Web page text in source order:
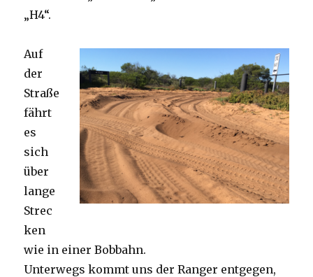
„H4“.
Auf
der
Straße
fährt
es
sich
über
lange
Strec
ken
wie in einer Bobbahn.
Unterwegs kommt uns der Ranger entgegen,